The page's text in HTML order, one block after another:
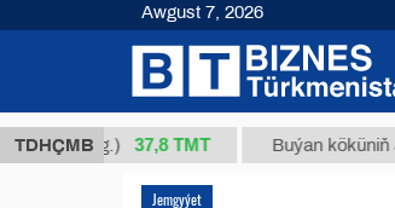
TDHÇMB
1 (kg.) 37,8 ТМТ Buýan köküniň
Jemgyýet
Awgust 7, 2026